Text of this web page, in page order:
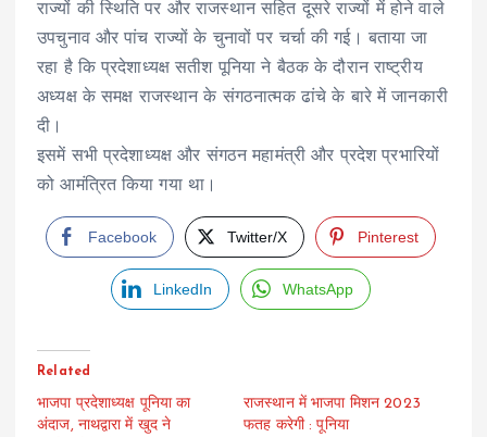
राज्यों की स्थिति पर और राजस्थान सहित दूसरे राज्यों में होने वाले
उपचुनाव और पांच राज्यों के चुनावों पर चर्चा की गई। बताया जा
रहा है कि प्रदेशाध्यक्ष सतीश पूनिया ने बैठक के दौरान राष्ट्रीय
अध्यक्ष के समक्ष राजस्थान के संगठनात्मक ढांचे के बारे में जानकारी
दी।
इसमें सभी प्रदेशाध्यक्ष और संगठन महामंत्री और प्रदेश प्रभारियों
को आमंत्रित किया गया था।
Facebook Twitter/X Pinterest
LinkedIn WhatsApp
Related
भाजपा प्रदेशाध्यक्ष पूनिया का
अंदाज, नाथद्वारा में खुद ने
राजस्थान में भाजपा मिशन 2023
फतह करेगी : पूनिया